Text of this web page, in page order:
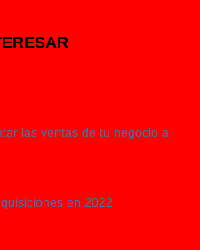
las ventas de tu negocio a
en 2022